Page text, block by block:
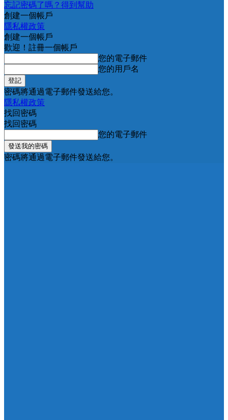
忘記密碼了嗎？得到幫助
創建一個帳戶
隱私權政策
創建一個帳戶
歡迎！註冊一個帳戶
您的電子郵件
您的用戶名
密碼將通過電子郵件發送給您。
隱私權政策
找回密碼
找回密碼
您的電子郵件
密碼將通過電子郵件發送給您。